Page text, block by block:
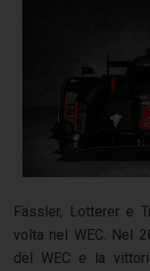
Fässler, Lotterer e
volta nel WEC. Nel
del WEC e la